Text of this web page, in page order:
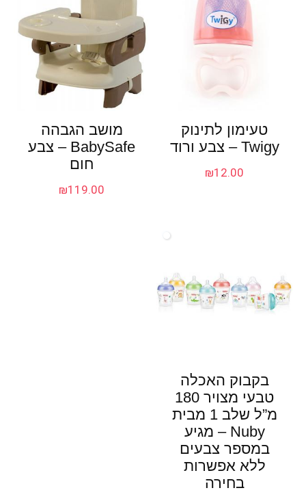
טעימון לתינוק
Twigy – צבע ורוד
₪12.00
מושב הגבהה
BabySafe – צבע
חום
₪119.00
בקבוק האכלה
טבעי מצויר 180
מ”ל שלב 1 מבית
Nuby – מגיע
במספר צבעים
ללא אפשרות
בחירה